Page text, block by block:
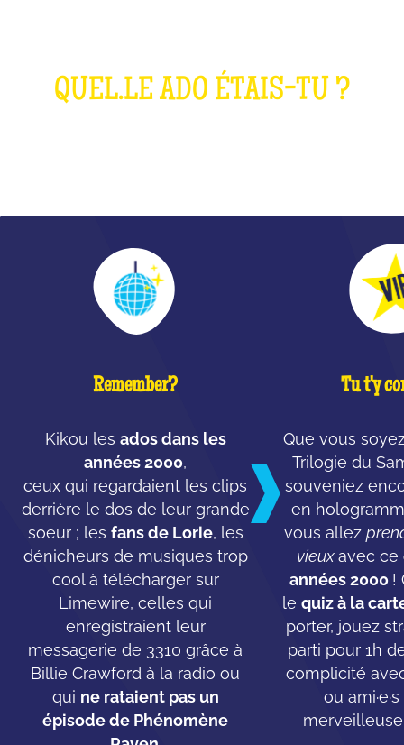
QUEL.LE ADO ÉTAIS-TU ?
Remember?
Kikou les ados dans les
années 2000,
ceux qui regardaient les clips
derrière le dos de leur grande
soeur ; les fans de Lorie, les
dénicheurs de musiques trop
cool à télécharger sur
Limewire, celles qui
enregistraient leur
messagerie de 3310 grâce à
Billie Crawford à la radio ou
qui ne rataient pas un
épisode de Phénomène
Tu t'y
Que vous
Trilogie du
souveniez
en
vous allez
vieuxavec ce
années 2000 !
lequiz à la
porter, jouez
parti pour 1h
complicité
ou